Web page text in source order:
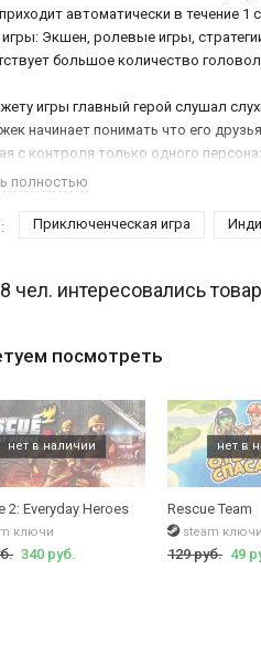
автоматически в течение 1
Экшен, ролевые игры,
большое количество
игры главный герой слушал
начинает понимать что его
с контроля только одного
приятно.
полностью
Приключенческая игра Инди
чел. интересовались
посмотреть
2: Everyday Heroes
ключи
340 руб.
Rescue Team
steam ключи
129 руб. 49